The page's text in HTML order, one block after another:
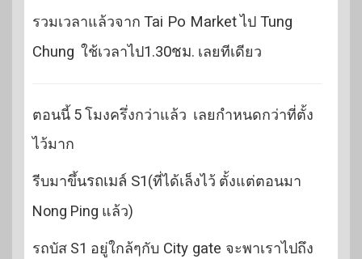
รวมเวลาแล้วจาก Tai Po Marketไป Tung
Chung ใช้เวลาไป1.30ชม. เลยทีเดียว
ตอนนี้ 5 โมงครึ่งกว่าแล้ว เลยกำหนดกว่าที่ตั้ง
ไว้มาก
รีบมาขึ้นรถเมล์ S1(ที่ได้เล็งไว้ ตั้งแต่ตอนมา
Nong Ping แล้ว)
รถบัส S1 อยู่ใกล้ๆกับ City gate จะพาเราไปถึง